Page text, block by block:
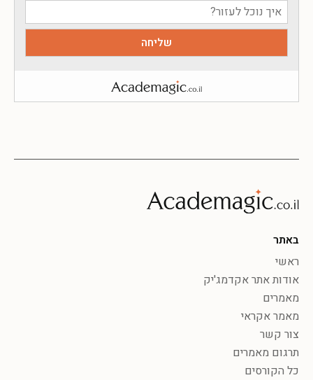
באתר
ראשי
אודות אתר אקדמג'יק
מאמרים
מאמר אקראי
צור קשר
תרגום מאמרים
כל הקורסים